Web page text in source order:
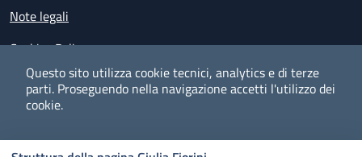
Questo sito utilizza cookie tecnici, analytics e di terze
parti. Proseguendo nella navigazione accetti l'utilizzo dei
cookie.
Note legali
Cookies Policy
Policy privacy e protezione del dato personale
Albo pretorio on-line
Dichiarazione di accessibilità